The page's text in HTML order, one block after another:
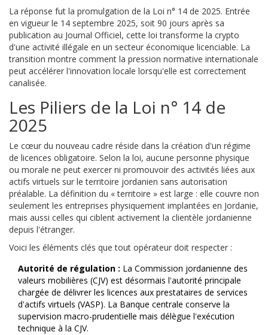
La réponse fut la promulgation de la Loi n° 14 de 2025. Entrée
en vigueur le 14 septembre 2025, soit 90 jours après sa
publication au Journal Officiel, cette loi transforme la crypto
d'une activité illégale en un secteur économique licenciable. La
transition montre comment la pression normative internationale
peut accélérer l'innovation locale lorsqu'elle est correctement
canalisée.
Les Piliers de la Loi n° 14 de
2025
Le cœur du nouveau cadre réside dans la création d'un régime
de licences obligatoire. Selon la loi, aucune personne physique
ou morale ne peut exercer ni promouvoir des activités liées aux
actifs virtuels sur le territoire jordanien sans autorisation
préalable. La définition du « territoire » est large : elle couvre non
seulement les entreprises physiquement implantées en Jordanie,
mais aussi celles qui ciblent activement la clientèle jordanienne
depuis l'étranger.
Voici les éléments clés que tout opérateur doit respecter :
Autorité de régulation : La Commission jordanienne des
valeurs mobilières (CJV) est désormais l'autorité principale
chargée de délivrer les licences aux prestataires de services
d'actifs virtuels (VASP). La Banque centrale conserve la
supervision macro-prudentielle mais délègue l'exécution
technique à la CJV.